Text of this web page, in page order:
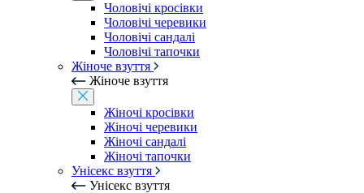
Чоловічі кросівки
Чоловічі черевики
Чоловічі сандалі
Чоловічі тапочки
Жіноче взуття
Жіноче взуття
Жіночі кросівки
Жіночі черевики
Жіночі сандалі
Жіночі тапочки
Унісекс взуття
Унісекс взуття